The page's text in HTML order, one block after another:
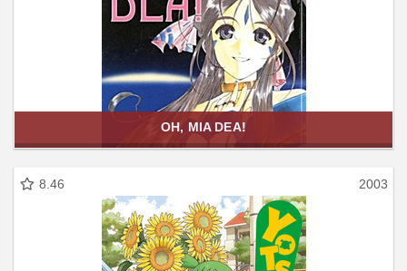
OH, MIA DEA!
8.46 2003